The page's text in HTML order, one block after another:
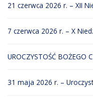
21 czerwca 2026 r. – XII
7 czerwca 2026 r. – X
UROCZYSTOŚĆ BOŻEGO
31 maja 2026 r. –